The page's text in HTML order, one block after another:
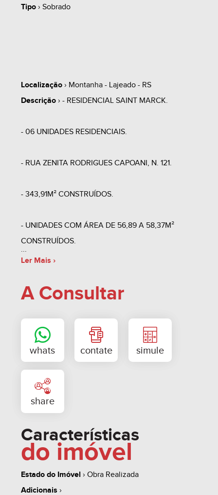
Tipo› Sobrado
Localização› Montanha - Lajeado - RS
Descrição› - RESIDENCIAL SAINT MARCK.
- 06 UNIDADES RESIDENCIAIS.
- RUA ZENITA RODRIGUES CAPOANI, N. 121.
- 343,91M² CONSTRUÍDOS.
- UNIDADES COM ÁREA DE 56,89 A 58,37M²
CONSTRUÍDOS.
JUNHO DE 2016.
Ler Mais ›
A Consultar
Características
do imóvel
Estado do Imóvel › Obra Realizada
Adicionais ›